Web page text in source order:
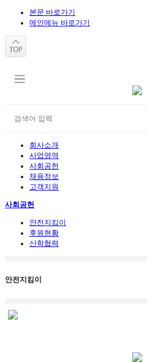
본문 바로가기
메인메뉴 바로가기
회사소개
사업영역
사회공헌
채용정보
고객지원
사회공헌
안전지킴이
후원현황
산학협력
안전지킴이